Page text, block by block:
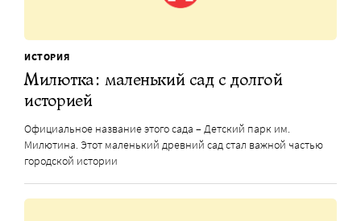
ИСТОРИЯ
Милютка: маленький сад с долгой
историей
Официальное название этого сада – Детский парк им.
Милютина. Этот маленький древний сад стал важной частью
городской истории